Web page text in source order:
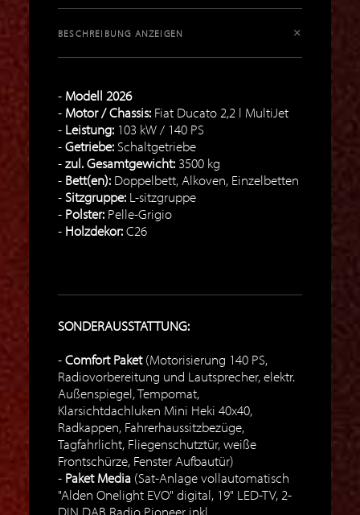
BESCHREIBUNG ANZEIGEN
Modell 2026
Motor / Chassis: Fiat Ducato 2,2 l MultiJet
Leistung: 103 kW / 140 PS
Getriebe:Schaltgetriebe
zul. Gesamtgewicht: 3500 kg
Bett(en): Doppelbett, Alkoven, Einzelbetten
Sitzgruppe: L-sitzgruppe
Polster: Pelle-Grigio
Holzdekor:C26
SONDERAUSSTATTUNG:
Comfort Paket(Motorisierung 140 PS,
Radiovorbereitung und Lautsprecher, elektr.
Außenspiegel, Tempomat,
Klarsichtdachluken Mini Heki 40x40,
Radkappen, Fahrerhaussitzbezüge,
Tagfahrlicht, Fliegenschutztür, weiße
Frontschürze, Fenster Aufbautür)
Paket Media (Sat-Anlage vollautomatisch
"Alden Onelight EVO" digital, 19" LED-TV, 2-
DIN DAB Radio Pioneer inkl.